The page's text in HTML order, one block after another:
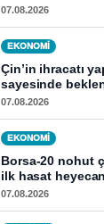
07.08.2026
EKONOMI
Çin’in ihracatı
sayesinde
07.08.2026
EKONOMI
Borsa-20 nohut
ilk hasat
07.08.2026